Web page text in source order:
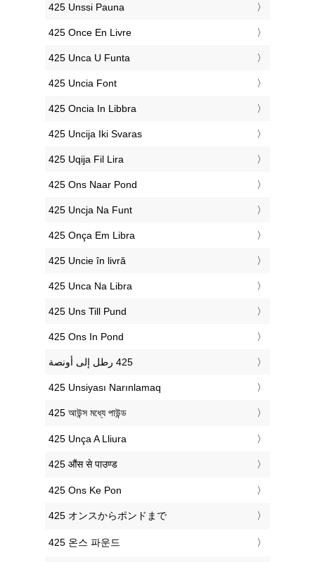
‎425 Unssi Pauna
‎425 Once En Livre
‎425 Unca U Funta
‎425 Uncia Font
‎425 Oncia In Libbra
‎425 Uncija Iki Svaras
‎425 Uqija Fil Lira
‎425 Ons Naar Pond
‎425 Uncja Na Funt
‎425 Onça Em Libra
‎425 Uncie în livră
‎425 Unca Na Libra
‎425 Uns Till Pund
‎425 Ons In Pond
‎425 Unsiyası Narınlamaq
‎425 আউন্স মধ্যে পাউন্ড
‎425 Unça A Lliura
‎425 औंस से पाउण्ड
‎425 Ons Ke Pon
‎425 オンスからポンドまで
‎425 온스 파운드